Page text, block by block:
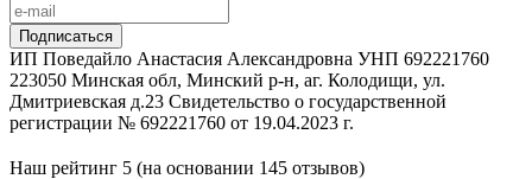
ИП Поведайло Анастасия Александровна УНП 692221760
223050 Минская обл, Минский р-н, аг. Колодищи, ул.
Дмитриевская д.23 Свидетельство о государственной
регистрации № 692221760 от 19.04.2023 г.
Наш рейтинг 5 (на основании 145 отзывов)